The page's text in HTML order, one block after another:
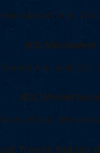
Drive,
IES Metrowest
Ave, suite 211,
IES Windermere
Road,
Trends Núcleo